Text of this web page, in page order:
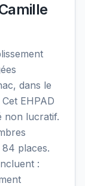
dans le
EHPAD
non lucratif.
places.
: